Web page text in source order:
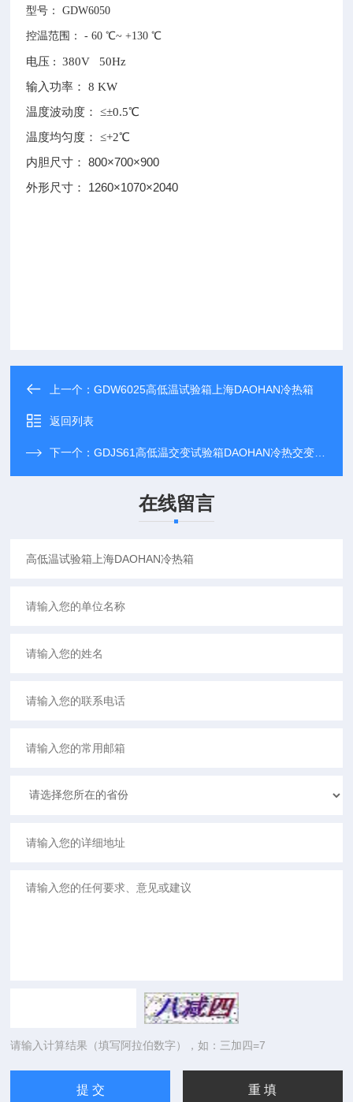
型号： GDW6050
控温范围：- 60 ℃~ +130 ℃
电压 : 380V 50Hz
输入功率： 8 KW
温度波动度： ≤±0.5℃
温度均匀度： ≤+2℃
内胆尺寸： 800×700×900
外形尺寸： 1260×1070×2040
上一个：GDW6025高低温试验箱上海DAOHAN冷热箱
返回列表
下一个：GDJS61高低温交变试验箱DAOHAN冷热交变测试箱
在线留言
请输入计算结果（填写阿拉伯数字），如：三加四=7